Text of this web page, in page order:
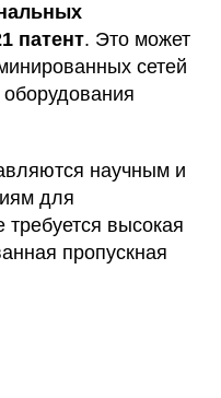
патент. Это может
сетей
научным и
для
высокая
пропускная